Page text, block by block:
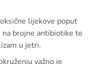
lijekove poput
brojne antibiotike te
u jetri.
važno je